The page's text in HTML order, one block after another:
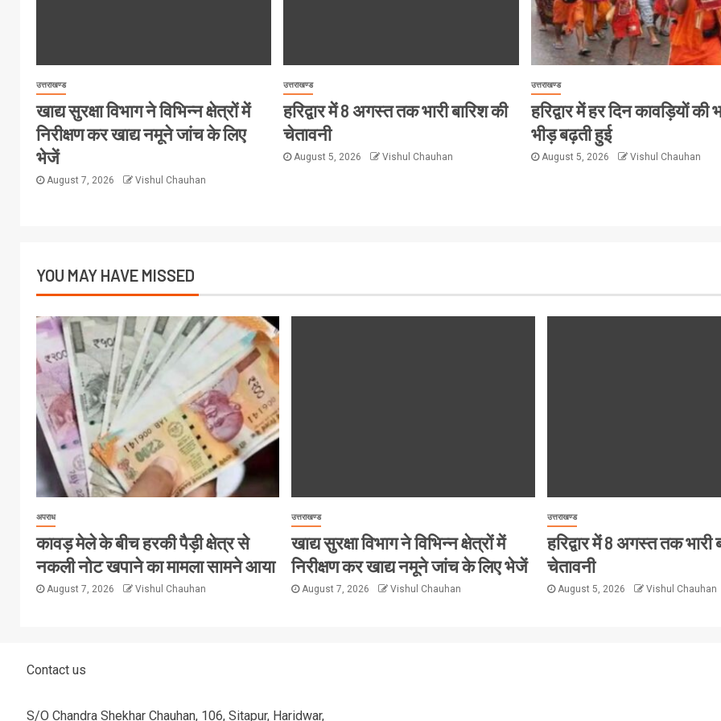
उत्तराखण्ड
खाद्य सुरक्षा विभाग ने विभिन्न क्षेत्रों में
निरीक्षण कर खाद्य नमूने जांच के लिए
भेजें
August 7, 2026 Vishul Chauhan
उत्तराखण्ड
हरिद्वार में 8 अगस्त तक भारी बारिश की
चेतावनी
August 5, 2026 Vishul Chauhan
उत्तराखण्ड
हरिद्वार में हर दिन कावड़ियों की
भीड़ बढ़ती हुई
August 5, 2026 Vishul Chauhan
YOU MAY HAVE MISSED
अपराध
कावड़ मेले के बीच हरकी पैड़ी क्षेत्र से
नकली नोट खपाने का मामला सामने आया
August 7, 2026 Vishul Chauhan
उत्तराखण्ड
खाद्य सुरक्षा विभाग ने विभिन्न क्षेत्रों में
निरीक्षण कर खाद्य नमूने जांच के लिए भेजें
August 7, 2026 Vishul Chauhan
उत्तराखण्ड
हरिद्वार में 8 अगस्त तक भारी
चेतावनी
August 5, 2026 Vishul Chauhan
Contact us
S/O Chandra Shekhar Chauhan, 106, Sitapur, Haridwar,